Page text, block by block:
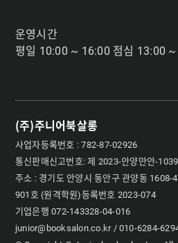
운영시간
평일 10:00 ~ 16:00 점심 13:00
(주)주니어북살롱
사업자등록번호 : 782-87-02926
통신판매신고번호: 제 2023-안양만안-
주소 : 경기도 안양시 동안구 관양동 1608-
901호 (원격학원)등록번호 2023-074
기업은행 072-143328-04-016
junior@booksalon.co.kr / 010-6284-